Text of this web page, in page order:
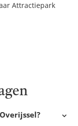
Attractiepark